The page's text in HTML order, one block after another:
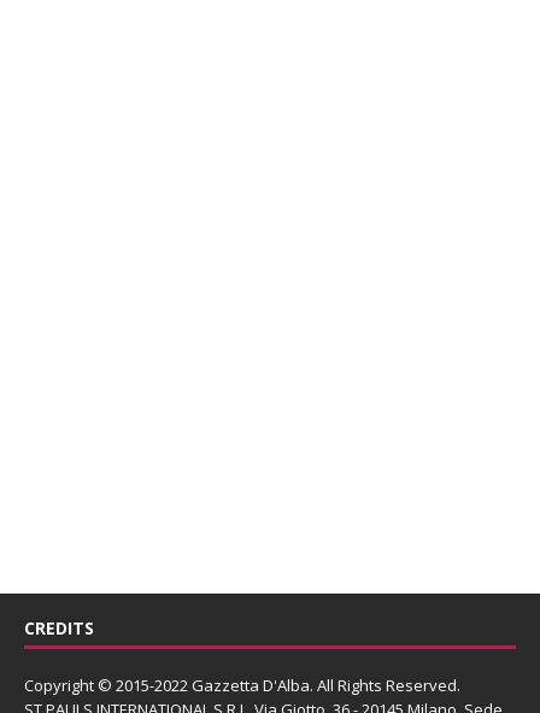
CREDITS
Copyright © 2015-2022 Gazzetta D'Alba. All Rights Reserved.